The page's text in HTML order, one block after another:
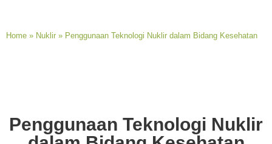
Home » Nuklir » Penggunaan Teknologi Nuklir dalam Bidang Kesehatan
Penggunaan Teknologi Nuklir